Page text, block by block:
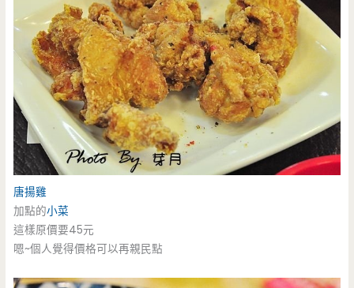
唐揚雞
加點的小菜
這樣原價要45元
嗯~個人覺得價格可以再親民點